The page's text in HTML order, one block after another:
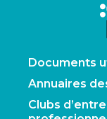
Documents
Annuaires
Clubs